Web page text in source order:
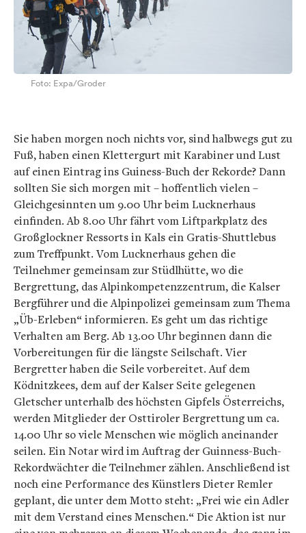
Foto: Expa/Groder
Sie haben morgen noch nichts vor, sind halbwegs gut zu
Fuß, haben einen Klettergurt mit Karabiner und Lust
auf einen Eintrag ins Guiness-Buch der Rekorde? Dann
sollten Sie sich morgen mit – hoffentlich vielen –
Gleichgesinnten um 9.00 Uhr beim Lucknerhaus
einfinden. Ab 8.00 Uhr fährt vom Liftparkplatz des
Großglockner Ressorts in Kals ein Gratis-Shuttlebus
zum Treffpunkt. Vom Lucknerhaus gehen die
Teilnehmer gemeinsam zur Stüdlhütte, wo die
Bergrettung, das Alpinkompetenzzentrum, die Kalser
Bergführer und die Alpinpolizei gemeinsam zum Thema
„Üb-Erleben“ informieren. Es geht um das richtige
Verhalten am Berg. Ab 13.00 Uhr beginnen dann die
Vorbereitungen für die längste Seilschaft. Vier
Bergretter haben die Seile vorbereitet. Auf dem
Ködnitzkees, dem auf der Kalser Seite gelegenen
Gletscher unterhalb des höchsten Gipfels Österreichs,
werden Mitglieder der Osttiroler Bergrettung um ca.
14.00 Uhr so viele Menschen wie möglich aneinander
seilen. Ein Notar wird im Auftrag der Guinness-Buch-
Rekordwächter die Teilnehmer zählen. Anschließend ist
noch eine Performance des Künstlers Dieter Remler
geplant, die unter dem Motto steht: „Frei wie ein Adler
mit dem Verstand eines Menschen.“ Die Aktion ist nur